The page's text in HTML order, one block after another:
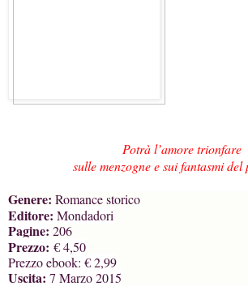
Potrà l’amore trionfare
sulle menzogne e sui fantasmi del
Genere: Romance storico
Editore: Mondadori
Pagine: 206
Prezzo: € 4,50
Prezzo ebook: € 2,99
Uscita: 7 Marzo 2015